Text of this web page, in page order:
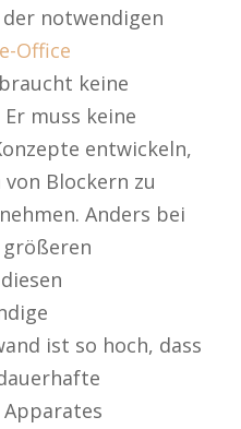
notwendigen
Office
keine
muss keine
entwickeln,
Blockern zu
Anders bei
ist so hoch, dass
Apparates